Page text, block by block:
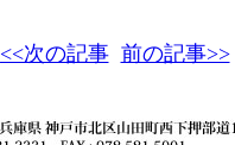
<<次の記事 前の記事>>